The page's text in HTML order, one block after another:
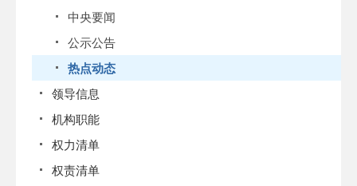
中央要闻
公示公告
热点动态
领导信息
机构职能
权力清单
权责清单